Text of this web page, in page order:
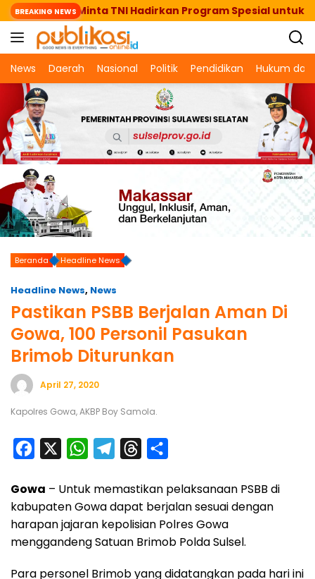
Langsung
ke
konten
BREAKING NEWS
Minta TNI Hadirkan Program Spesial untuk Rakyat
News Daerah Nasional Politik Pendidikan Hukum dan
Beranda Headline News
Headline News, News
Pastikan PSBB Berjalan Aman Di
Gowa, 100 Personil Pasukan
Brimob Diturunkan
April 27, 2020
Kapolres Gowa, AKBP Boy Samola.
c
e
b
o
o
W
a
t
s
A
p
l
e
g
a
r
e
a
s
a
r
e
Gowa – Untuk memastikan pelaksanaan PSBB di
kabupaten Gowa dapat berjalan sesuai dengan
harapan jajaran kepolisian Polres Gowa
menggandeng Satuan Brimob Polda Sulsel.
Para personel Brimob yang didatangkan pada hari ini